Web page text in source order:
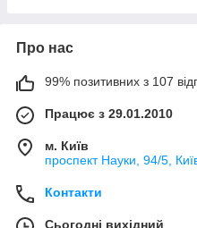
Про нас
99% позитивних з 107
Працює з 29.01.2010
м. Київ
проспект Науки, 94/5,
Контакти
Сьогодні вихідний